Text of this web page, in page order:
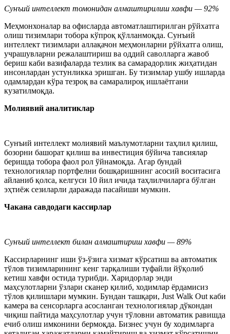
Сунъий интеллект томонидан алмаштирилиш хавфи — 92%
Меҳмонхоналар ва офисларда автоматлаштирилган рўйхатга
олиш тизимлари тобора кўпроқ қўлланмоқда. Сунъий
интеллект тизимлари аллақачон меҳмонларни рўйхатга олиш,
учрашувларни режалаштириш ва оддий саволларга жавоб
бериш каби вазифаларда тезлик ва самарадорлик жиҳатидан
инсонлардан устунликка эришган. Бу тизимлар ушбу ишларда
одамлардан кўра тезроқ ва самаралироқ ишлаётгани
кузатилмоқда.
Молиявий аналитиклар
Сунъий интеллект молиявий маълумотларни таҳлил қилиш,
бозорни башорат қилиш ва инвестиция бўйича тавсиялар
беришда тобора фаол рол ўйнамоқда. Агар бундай
технологиялар портфелни бошқаришнинг асосий воситасига
айланиб қолса, келгуси 10 йил ичида таҳлилчиларга бўлган
эҳтиёж сезиларли даражада пасайиши мумкин.
Чакана савдодаги кассирлар
Сунъий интеллект билан алмаштириш хавфи — 89%
Кассирларнинг иши ўз-ўзига хизмат кўрсатиш ва автоматик
тўлов тизимларининг кенг тарқалиши туфайли йўқолиб
кетиш хавфи остида турибди. Харидорлар энди
маҳсулотларни ўзлари сканер қилиб, ходимлар ёрдамисиз
тўлов қилишлари мумкин. Бундан ташқари, Just Walk Out каби
камера ва сенсорларга асосланган технологиялар дўкондан
чиқиш пайтида маҳсулотлар учун тўловни автоматик равишда
ечиб олиш имконини бермоқда. Бизнес учун бу ходимларга